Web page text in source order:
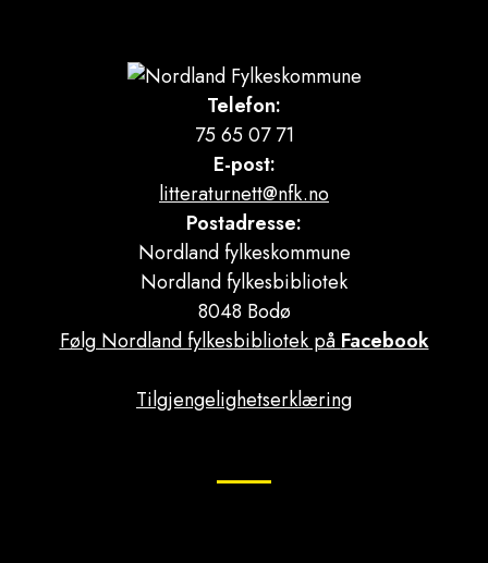
Telefon:
75 65 07 71
E-post:
litteraturnett@nfk.no
Postadresse:
Nordland fylkeskommune
Nordland fylkesbibliotek
8048 Bodø
Følg Nordland fylkesbibliotek påFacebook
Tilgjengelighetserklæring